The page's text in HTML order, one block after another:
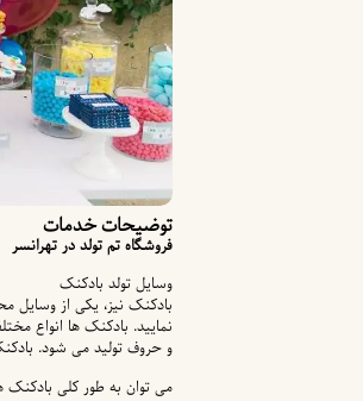
توضیحات خدمات
فروشگاه تم تولد در تهرانسر
وسایل تولد بادکنک
بادکنک نیز، یکی از وسایل
نمایید. بادکنک ها انواع
و حروف تولید می شود.
می توان به طور کلی بادکنک